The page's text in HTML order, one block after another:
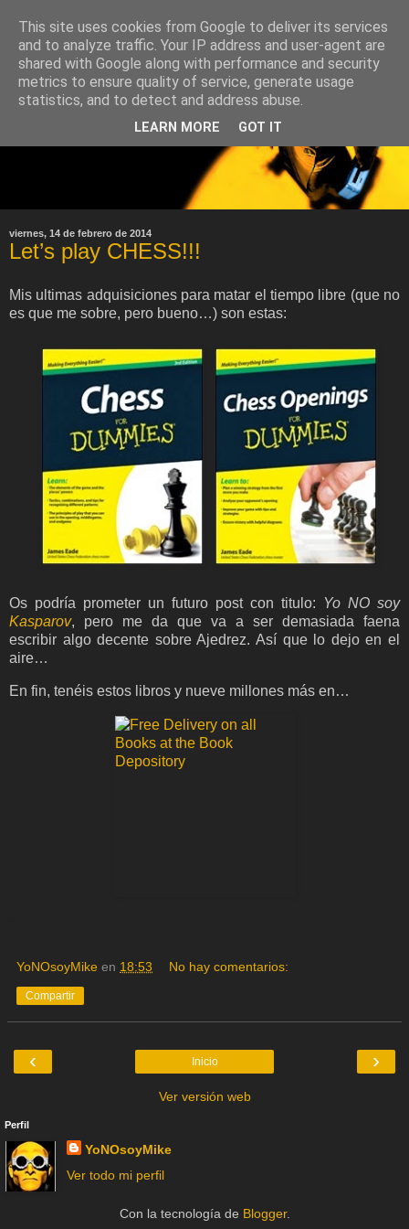
viernes, 14 de febrero de 2014
Let’s play CHESS!!!
Mis ultimas adquisiciones para matar el tiempo libre (que no
es que me sobre, pero bueno…) son estas:
Os podría prometer un futuro post con titulo:
Yo NO soy
Kasparov, pero me da que va a ser demasiada faena
escribir algo decente sobre Ajedrez. Así que lo dejo en el
aire…
En fin, tenéis estos libros y nueve millones más en…
YoNOsoyMike en 18:53 No hay comentarios:
Compartir
‹ ›
Inicio
Ver versión web
Perfil
YoNOsoyMike
Ver todo mi perfil
Con la tecnología de Blogger.
This site uses cookies from Google to deliver its services
and to analyze traffic. Your IP address and user-agent are
shared with Google along with performance and security
metrics to ensure quality of service, generate usage
statistics, and to detect and address abuse.
LEARN MORE GOT IT